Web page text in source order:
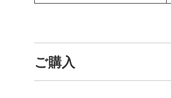
ご購入